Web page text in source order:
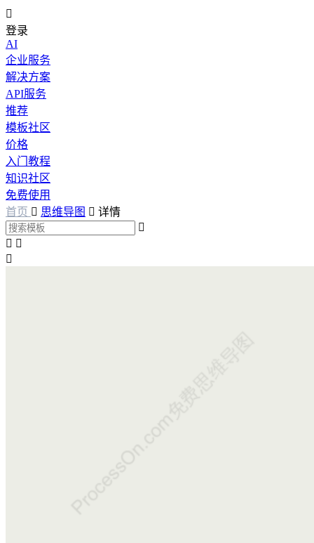

登录
AI
企业服务
解决方案
API服务
推荐
模板社区
价格
入门教程
知识社区
免费使用
首页  思维导图  详情

 
